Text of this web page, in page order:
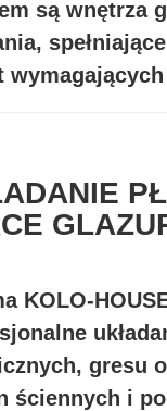
są wnętrza
KOLO-
gresu
ściennych i